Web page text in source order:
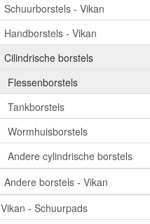
Schuurborstels - Vikan
Handborstels - Vikan
Cilindrische borstels
Flessenborstels
Tankborstels
Wormhuisborstels
Andere cylindrische borstels
Andere borstels - Vikan
Vikan - Schuurpads